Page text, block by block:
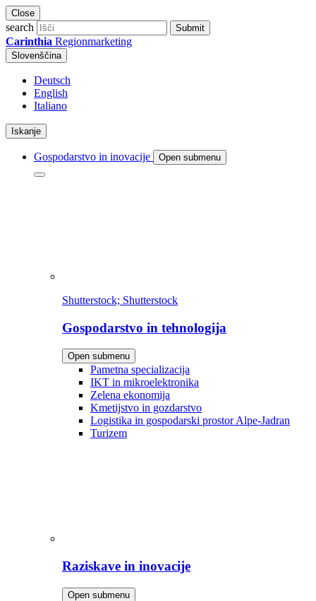
Close
search Submit
Carinthia Regionmarketing
Slovenščina
Deutsch
English
Italiano
Iskanje
Gospodarstvo in inovacije Open submenu
Shutterstock; Shutterstock
Gospodarstvo in tehnologija
Open submenu
Pametna specializacija
IKT in mikroelektronika
Zelena ekonomija
Kmetijstvo in gozdarstvo
Logistika in gospodarski prostor Alpe-Jadran
Turizem
Raziskave in inovacije
Open submenu